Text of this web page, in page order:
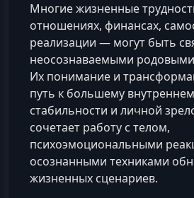
Многие жизненные
отношениях, финансах,
реализации — могут быть
неосознаваемыми
Их понимание и
путь к большему
стабильности и личной
сочетает работу с телом,
психоэмоциональными
осознанными техниками
жизненных сценариев.